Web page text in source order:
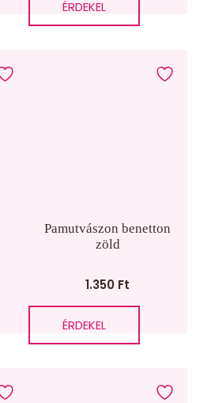
ÉRDEKEL
Pamutvászon benetton
zöld
1.350 Ft
ÉRDEKEL